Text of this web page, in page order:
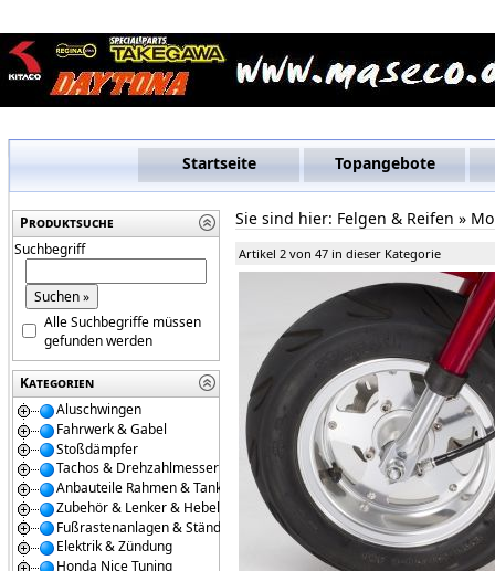
Startseite Topangebote
Produktsuche
Suchbegriff
Alle Suchbegriffe müssen
gefunden werden
Kategorien
Aluschwingen
Fahrwerk & Gabel
Stoßdämpfer
Tachos & Drehzahlmesser
Anbauteile Rahmen & Tanks
Zubehör & Lenker & Hebel
Fußrastenanlagen & Ständer
Elektrik & Zündung
Honda Nice Tuning
Sie sind hier: Felgen & Reifen »
Artikel 2 von 47 in dieser Kategorie